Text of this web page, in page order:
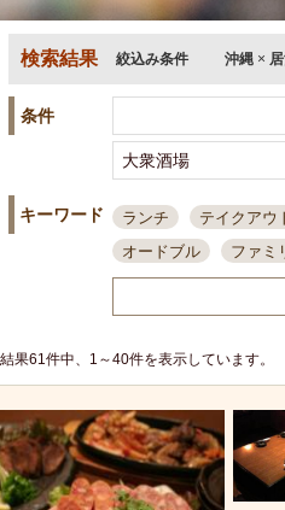
検索結果 絞込み条件 沖縄 ×
条件
キーワード ランチ テイクアウ
オードブル
ファミ
接待・会食
ちょい
結婚式二次会
朝ま
夜10時以降入店可
貸切可
カード可
厳選日本
3000円台コース
ピ
果61件中、1～40件を表示しています。